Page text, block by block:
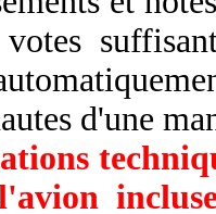
d'une